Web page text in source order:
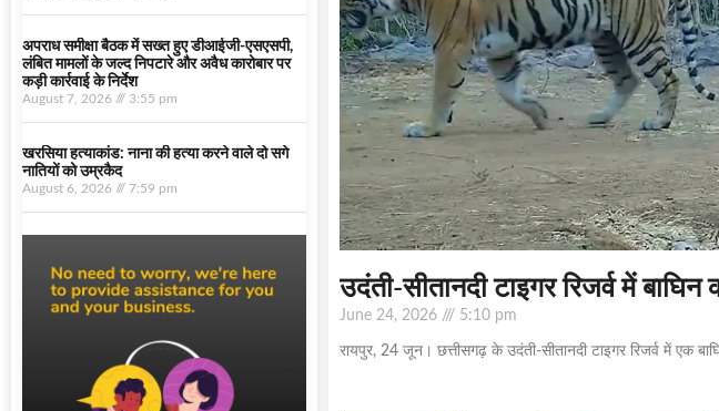
अपराध समीक्षा बैठक में सख्त हुए डीआईजी-एसएसपी,
लंबित मामलों के जल्द निपटारे और अवैध कारोबार पर
कड़ी कार्रवाई के निर्देश
August 7, 2026 3:55 pm
खरसिया हत्याकांड: नाना की हत्या करने वाले दो सगे
नातियों को उम्रकैद
August 6, 2026 7:59 pm
उदंती-सीतानदी टाइगर रिजर्व में
June 24, 2026 5:10 pm
रायपुर, 24 जून। छत्तीसगढ़ के उदंती-सीतानदी टाइगर रिजर्व में एक